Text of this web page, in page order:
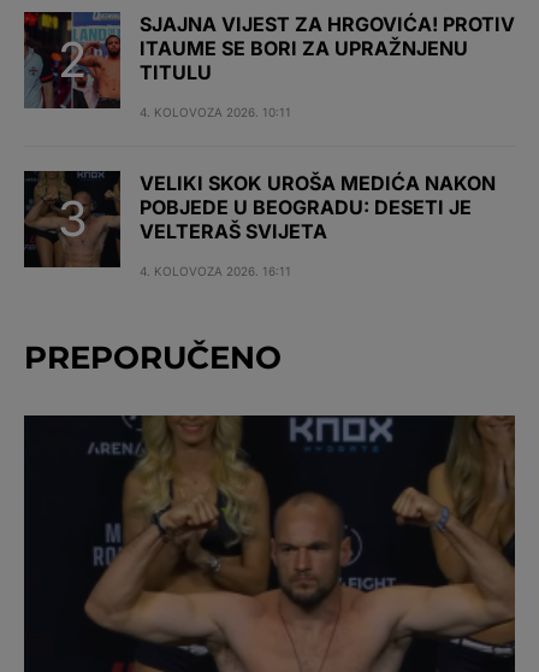
SJAJNA VIJEST ZA HRGOVIĆA! PROTIV
ITAUME SE BORI ZA UPRAŽNJENU
TITULU
4. KOLOVOZA 2026. 10:11
VELIKI SKOK UROŠA MEDIĆA NAKON
POBJEDE U BEOGRADU: DESETI JE
VELTERAŠ SVIJETA
4. KOLOVOZA 2026. 16:11
PREPORUČENO